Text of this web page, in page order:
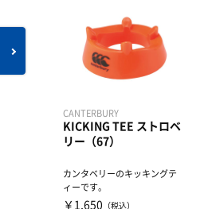
CANTERBURY
KICKING TEE ストロベ
リー（67）
カンタベリーのキッキングテ
ィーです。
￥1,650 （税込）